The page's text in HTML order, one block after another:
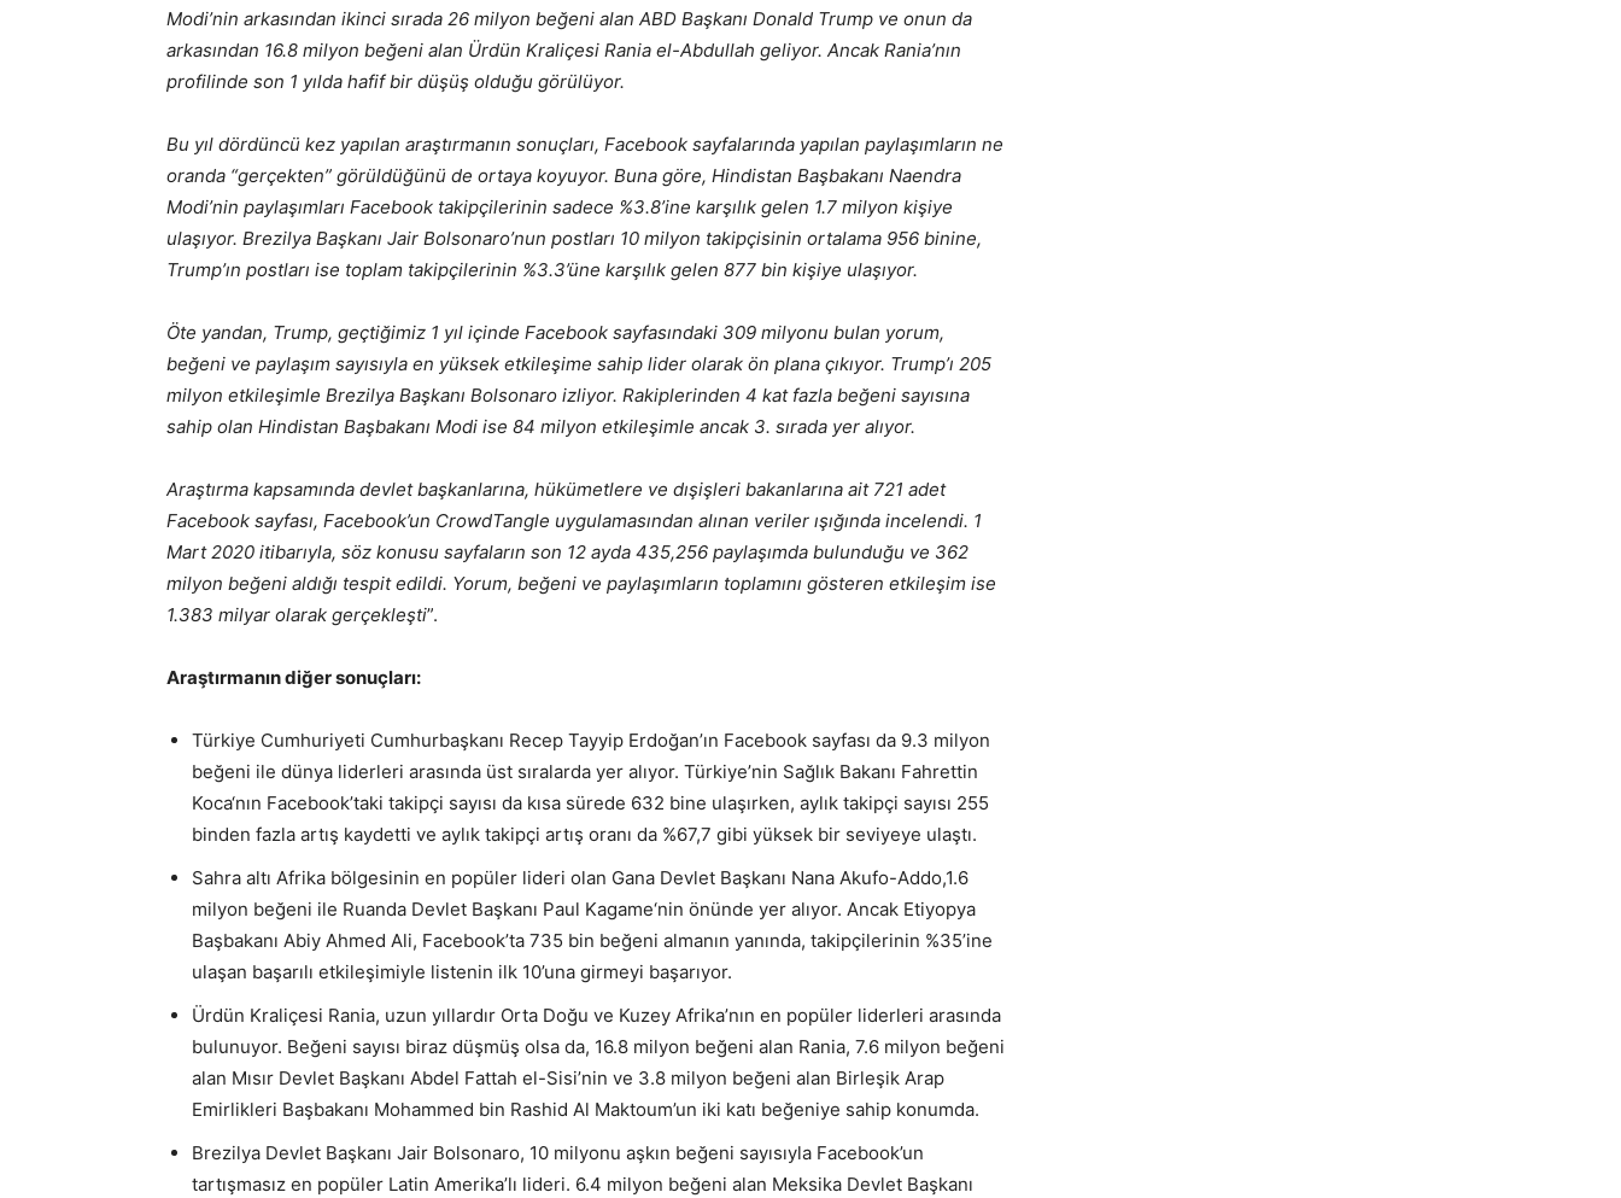
Modi’nin arkasından ikinci sırada 26 milyon beğeni alan ABD Başkanı Donald Trump ve onun da
arkasından 16.8 milyon beğeni alan Ürdün Kraliçesi Rania el-Abdullah geliyor. Ancak Rania’nın
profilinde son 1 yılda hafif bir düşüş olduğu görülüyor.
Bu yıl dördüncü kez yapılan araştırmanın sonuçları, Facebook sayfalarında yapılan paylaşımların ne
oranda “gerçekten” görüldüğünü de ortaya koyuyor. Buna göre, Hindistan Başbakanı Naendra
Modi’nin paylaşımları Facebook takipçilerinin sadece %3.8’ine karşılık gelen 1.7 milyon kişiye
ulaşıyor. Brezilya Başkanı Jair Bolsonaro’nun postları 10 milyon takipçisinin ortalama 956 binine,
Trump’ın postları ise toplam takipçilerinin %3.3’üne karşılık gelen 877 bin kişiye ulaşıyor.
Öte yandan, Trump, geçtiğimiz 1 yıl içinde Facebook sayfasındaki 309 milyonu bulan yorum,
beğeni ve paylaşım sayısıyla en yüksek etkileşime sahip lider olarak ön plana çıkıyor. Trump’ı 205
milyon etkileşimle Brezilya Başkanı Bolsonaro izliyor. Rakiplerinden 4 kat fazla beğeni sayısına
sahip olan Hindistan Başbakanı Modi ise 84 milyon etkileşimle ancak 3. sırada yer alıyor.
Araştırma kapsamında devlet başkanlarına, hükümetlere ve dışişleri bakanlarına ait 721 adet
Facebook sayfası, Facebook’un CrowdTangle uygulamasından alınan veriler ışığında incelendi. 1
Mart 2020 itibarıyla, söz konusu sayfaların son 12 ayda 435,256 paylaşımda bulunduğu ve 362
milyon beğeni aldığı tespit edildi. Yorum, beğeni ve paylaşımların toplamını gösteren etkileşim ise
1.383 milyar olarak gerçekleşti”.
Araştırmanın diğer sonuçları:
Türkiye Cumhuriyeti Cumhurbaşkanı Recep Tayyip Erdoğan’ın Facebook sayfası da 9.3 milyon
beğeni ile dünya liderleri arasında üst sıralarda yer alıyor. Türkiye’nin Sağlık Bakanı Fahrettin
Koca‘nın Facebook’taki takipçi sayısı da kısa sürede 632 bine ulaşırken, aylık takipçi sayısı 255
binden fazla artış kaydetti ve aylık takipçi artış oranı da %67,7 gibi yüksek bir seviyeye ulaştı.
Sahra altı Afrika bölgesinin en popüler lideri olan Gana Devlet Başkanı Nana Akufo-Addo,1.6
milyon beğeni ile Ruanda Devlet Başkanı Paul Kagame‘nin önünde yer alıyor. Ancak Etiyopya
Başbakanı Abiy Ahmed Ali, Facebook’ta 735 bin beğeni almanın yanında, takipçilerinin %35’ine
ulaşan başarılı etkileşimiyle listenin ilk 10’una girmeyi başarıyor.
Ürdün Kraliçesi Rania, uzun yıllardır Orta Doğu ve Kuzey Afrika’nın en popüler liderleri arasında
bulunuyor. Beğeni sayısı biraz düşmüş olsa da, 16.8 milyon beğeni alan Rania, 7.6 milyon beğeni
alan Mısır Devlet Başkanı Abdel Fattah el-Sisi’nin ve 3.8 milyon beğeni alan Birleşik Arap
Emirlikleri Başbakanı Mohammed bin Rashid Al Maktoum’un iki katı beğeniye sahip konumda.
Brezilya Devlet Başkanı Jair Bolsonaro, 10 milyonu aşkın beğeni sayısıyla Facebook’un
tartışmasız en popüler Latin Amerika’lı lideri. 6.4 milyon beğeni alan Meksika Devlet Başkanı